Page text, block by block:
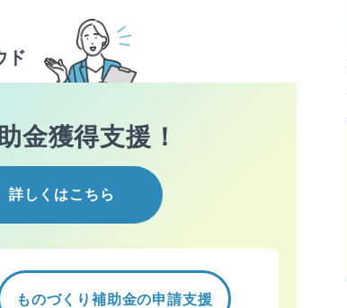
ド
金獲得支援！
詳しくはこちら
ものづくり補助金の申請支援